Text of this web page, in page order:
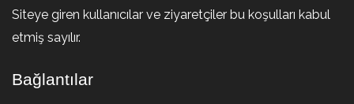
Siteye giren kullanıcılar ve ziyaretçiler bu koşulları kabul
etmiş sayılır.
Bağlantılar